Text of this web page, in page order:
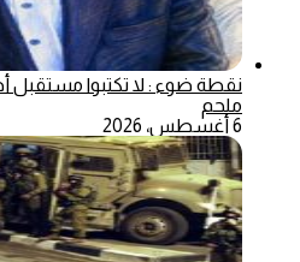
نقطة ضوء : لا تكتبوا مستقبل
ملحم
6 أغسطس، 2026